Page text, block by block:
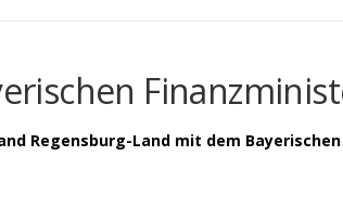
Regensburg-Land mit dem